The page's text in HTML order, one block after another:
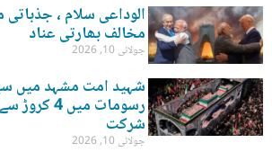
الوداعی سلام ، جذباتی
مخالف بھارتی عناد
جولائی 10, 2026
شہید امت مشہد میں
رسومات میں
شرکت
جولائی 10, 2026